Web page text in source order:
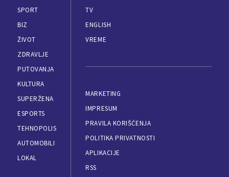
SPORT
BIZ
ŽIVOT
ZDRAVLJE
PUTOVANJA
KULTURA
SUPERŽENA
ESPORTS
TEHNOPOLIS
AUTOMOBILI
LOKAL
TV
ENGLISH
VREME
MARKETING
IMPRESUM
PRAVILA KORIŠĆENJA
POLITIKA PRIVATNOSTI
APLIKACIJE
RSS